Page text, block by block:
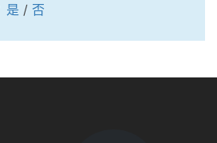
是 / 否